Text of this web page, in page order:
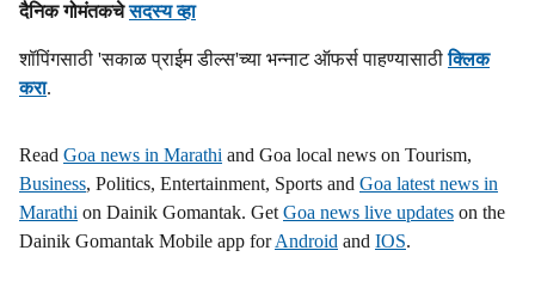
दैनिक गोमंतकचेसदस्य व्हा
शॉपिंगसाठी 'सकाळ प्राईम डील्स'च्या भन्नाट ऑफर्स पाहण्यासाठीक्लिक
करा.
Read Goa news in Marathi and Goa local news on Tourism,
Business, Politics, Entertainment, Sports and Goa latest news in
Marathi on Dainik Gomantak. Get Goa news live updates on the
Dainik Gomantak Mobile app forAndroid and IOS.